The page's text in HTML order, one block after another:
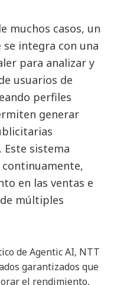
muchos casos, un
integra con una
para analizar y
usuarios de
perfiles
generar
Este sistema
en las ventas e
múltiples
de Agentic AI, NTT
garantizados que
el rendimiento,